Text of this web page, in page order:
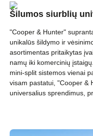
Šilumos siurblių
"Cooper & Hunter"
unikalūs šildymo ir
asortimentas pritaikytas
namų iki komercinių
mini-split sistemos vienai
visam pastatui, "Cooper &
universalius sprendimus,